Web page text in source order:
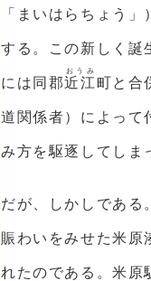
「まいはらちょう
する。この新しく誕
には同郡近江
おうみ
町と合
道関係者）によって
み方を駆逐してしま
だが、しかしである
賑わいをみせた米原
れたのである。米原